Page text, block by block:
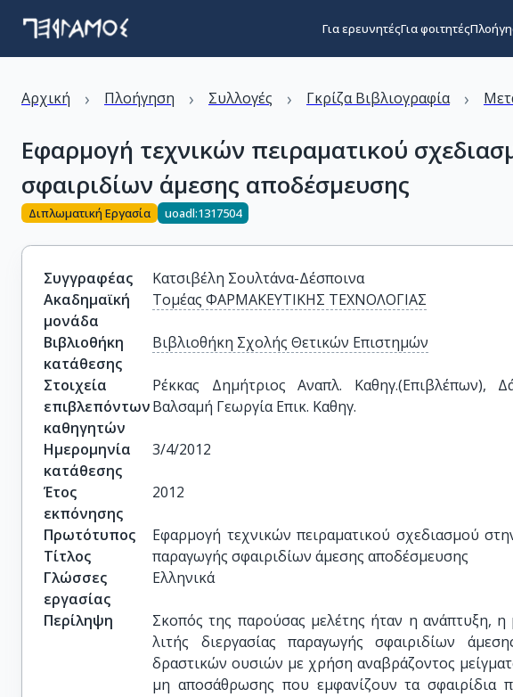
Για ερευνητέςΓια φοιτητές
Αρχική › Πλοήγηση › Συλλογές › Γκρίζα Βιβλιογραφία ›
Εφαρμογή τεχνικών πειραματικού
σφαιριδίων άμεσης αποδέσμευσης
Διπλωματική Εργασία uoadl:1317504
Συγγραφέας
Κατσιβέλη Σουλτάνα-Δέσποινα
Ακαδημαϊκή
μονάδα
Τομέας ΦΑΡΜΑΚΕΥΤΙΚΗΣ ΤΕΧΝΟΛΟΓΙΑΣ
Βιβλιοθήκη
κατάθεσης
Βιβλιοθήκη Σχολής Θετικών Επιστημών
Στοιχεία
επιβλεπόντων
καθηγητών
Ρέκκας Δημήτριος Αναπλ. Καθηγ.(Επιβλέπων),
Βαλσαμή Γεωργία Επικ. Καθηγ.
Ημερομηνία
κατάθεσης
3/4/2012
Έτος
εκπόνησης
2012
Πρωτότυπος
Τίτλος
Εφαρμογή τεχνικών πειραματικού σχεδιασμού
παραγωγής σφαιριδίων άμεσης αποδέσμευσης
Γλώσσες
εργασίας
Ελληνικά
Περίληψη
Σκοπός της παρούσας μελέτης ήταν η ανάπτυξη, η
λιτής διεργασίας παραγωγής σφαιριδίων
δραστικών ουσιών με χρήση αναβράζοντος
μη αποσάθρωσης που εμφανίζουν τα σφαιρίδια